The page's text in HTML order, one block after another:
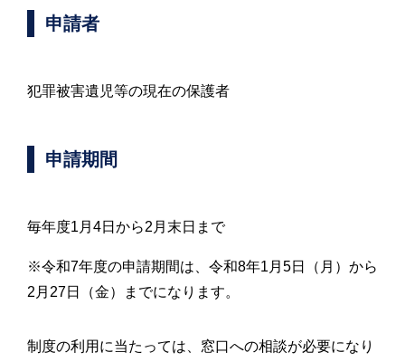
申請者
犯罪被害遺児等の現在の保護者
申請期間
毎年度1月4日から2月末日まで
※令和7年度の申請期間は、令和8年1月5日（月）から
2月27日（金）までになります。
制度の利用に当たっては、窓口への相談が必要になり